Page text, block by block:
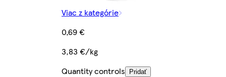
Viac z kategórie
0,69 €
3,83 €/kg
Quantity controls
Pridať